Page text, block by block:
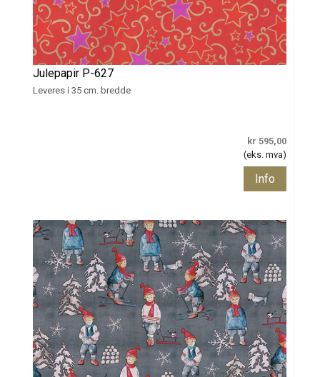
Julepapir P-627
Leveres i 35 cm. bredde
kr 595,00
(eks. mva)
Info